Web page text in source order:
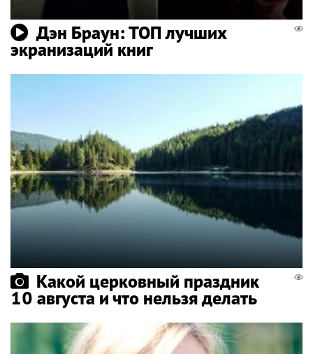
Дэн Браун: ТОП лучших
экранизаций книг
Какой церковный праздник
10 августа и что нельзя делать